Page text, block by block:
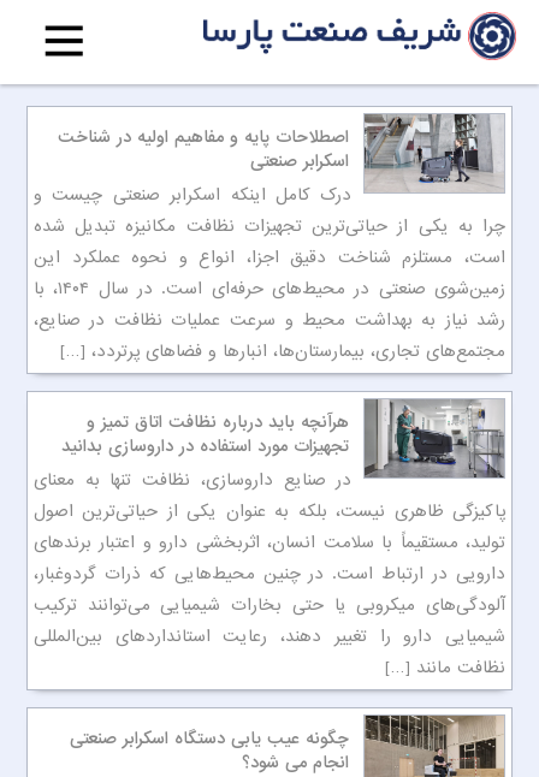
اصطلاحات پایه و مفاهیم اولیه در شناخت
اسکرابر صنعتی
درک کامل اینکه اسکرابر صنعتی چیست و
چرا به یکی از حیاتی‌ترین تجهیزات نظافت مکانیزه تبدیل شده
است، مستلزم شناخت دقیق اجزا، انواع و نحوه عملکرد این
زمین‌شوی صنعتی در محیط‌های حرفه‌ای است. در سال ۱۴۰۴، با
رشد نیاز به بهداشت محیط و سرعت عملیات نظافت در صنایع،
مجتمع‌های تجاری، بیمارستان‌ها، انبارها و فضاهای پرتردد، […]
هرآنچه باید درباره نظافت اتاق تمیز و
تجهیزات مورد استفاده در داروسازی بدانید
در صنایع داروسازی، نظافت تنها به معنای
پاکیزگی ظاهری نیست، بلکه به عنوان یکی از حیاتی‌ترین اصول
تولید، مستقیماً با سلامت انسان، اثربخشی دارو و اعتبار برندهای
دارویی در ارتباط است. در چنین محیط‌هایی که ذرات گردوغبار،
آلودگی‌های میکروبی یا حتی بخارات شیمیایی می‌توانند ترکیب
شیمیایی دارو را تغییر دهند، رعایت استانداردهای بین‌المللی
نظافت مانند […]
چگونه عیب یابی دستگاه اسکرابر صنعتی
انجام می شود؟